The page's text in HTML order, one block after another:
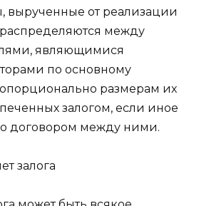
от реализации
распределяются между
являющимися
по основному
размерам их
залогом, если иное
договором между ними.
залога